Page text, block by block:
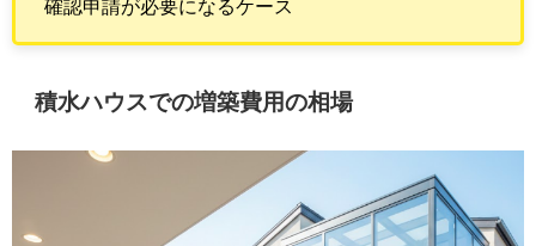
確認申請が必要になるケース
積水ハウスでの増築費用の相場